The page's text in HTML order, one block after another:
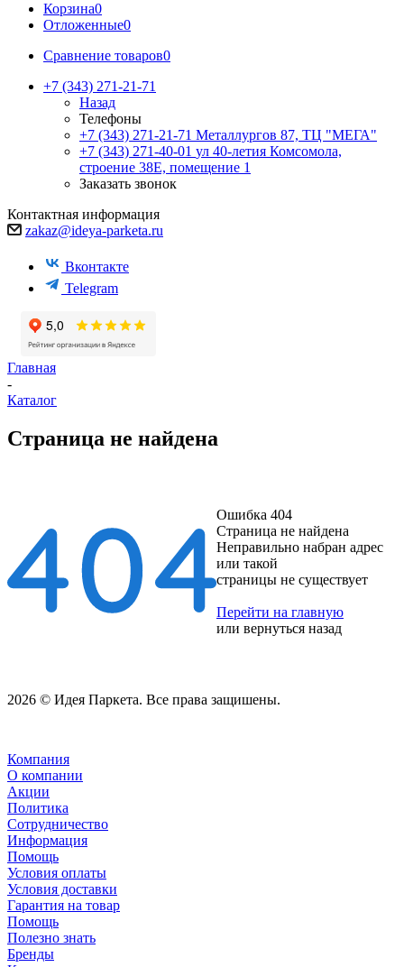
Корзина0
Отложенные0
Сравнение товаров0
+7 (343) 271-21-71
Назад
Телефоны
+7 (343) 271-21-71 Металлургов 87, ТЦ "МЕГА"
+7 (343) 271-40-01 ул 40-летия Комсомола,
строение 38Е, помещение 1
Заказать звонок
Контактная информация
zakaz@ideya-parketa.ru
Вконтакте
Telegram
Главная
-
Каталог
Страница не найдена
Ошибка 404
Страница не найдена
Неправильно набран адрес
или такой
страницы не существует
Перейти на главную
или вернуться назад
2026 © Идея Паркета. Все права защишены.
Компания
О компании
Акции
Политика
Сотрудничество
Информация
Помощь
Условия оплаты
Условия доставки
Гарантия на товар
Помощь
Полезно знать
Бренды